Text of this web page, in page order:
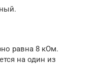
равна 8 кОм.
на один из